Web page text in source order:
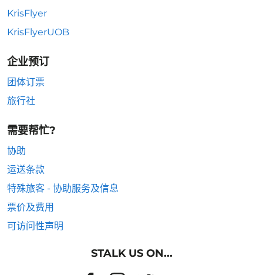
KrisFlyer
KrisFlyerUOB
企业预订
团体订票
旅行社
需要帮忙?
协助
运送条款
特殊旅客 - 协助服务及信息
票价及费用
可访问性声明
STALK US ON...